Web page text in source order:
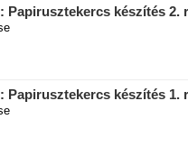
Papirusztekercs készítés 2.
Papirusztekercs készítés 1.